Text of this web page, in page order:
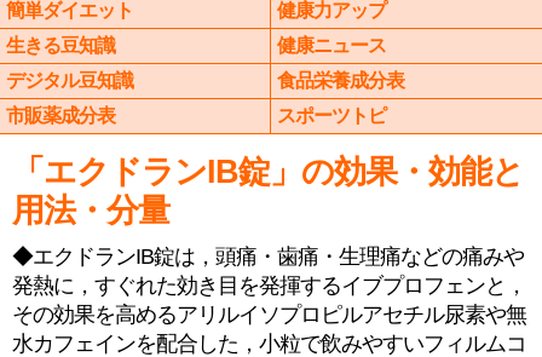
簡単ダイエット
健康力アップ
生きる豆知識
健康ニュース
デジタル豆知識
食品栄養成分表
市販薬成分表
スポーツトピ
「エクドランIB錠」の効果・効能と
用法・分量
◆エクドランIB錠は，頭痛・歯痛・生理痛などの痛みや
発熱に，すぐれた効き目を発揮するイブプロフェンと，
その効果を高めるアリルイソプロピルアセチル尿素や無
水カフェインを配合した，小粒で飲みやすいフィルムコ